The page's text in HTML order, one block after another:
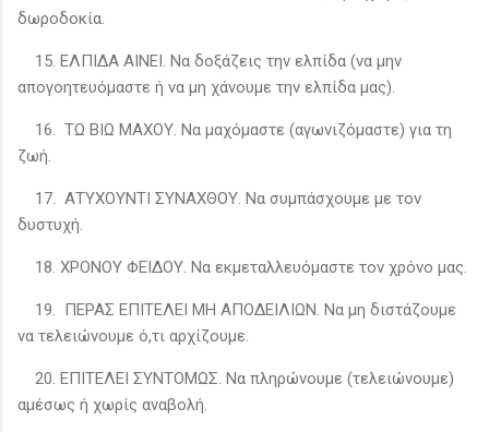
δωροδοκία.
15. ΕΛΠΙΔΑ ΑΙΝΕΙ. Να δοξάζεις την ελπίδα (να μην
απογοητευόμαστε ή να μη χάνουμε την ελπίδα μας).
16. ΤΩ ΒΙΩ ΜΑΧΟΥ. Να μαχόμαστε (αγωνιζόμαστε) για τη
ζωή.
17. ΑΤΥΧΟΥΝΤΙ ΣΥΝΑΧΘΟΥ. Να συμπάσχουμε με τον
δυστυχή.
18. ΧΡΟΝΟΥ ΦΕΙΔΟΥ. Να εκμεταλλευόμαστε τον χρόνο μας.
19. ΠΕΡΑΣ ΕΠΙΤΕΛΕΙ ΜΗ ΑΠΟΔΕΙΛΙΩΝ. Να μη διστάζουμε
να τελειώνουμε ό,τι αρχίζουμε.
20. ΕΠΙΤΕΛΕΙ ΣΥΝΤΟΜΩΣ. Να πληρώνουμε (τελειώνουμε)
αμέσως ή χωρίς αναβολή.